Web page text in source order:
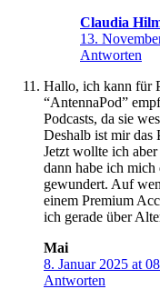
Claudia
13.
Antworten
Hallo, ich kann für
“AntennaPod”
Podcasts, da sie
Deshalb ist mir das
Jetzt wollte ich
dann habe ich mich
gewundert. Auf
einem Premium
ich gerade über
Mai
8. Januar 2025 at
Antworten